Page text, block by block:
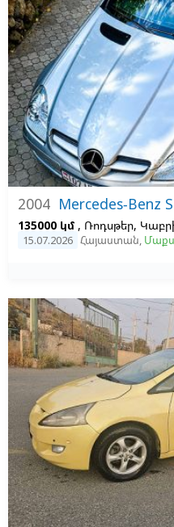
2004 Mercedes-Benz
135000 կմ , Ռոդսթեր,
15.07.2026 Հայաստան,